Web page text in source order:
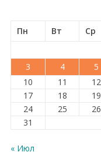
Пн
Вт Ср
3
4 5
10
11 12
17
18 19
24
25 26
31
« Июл